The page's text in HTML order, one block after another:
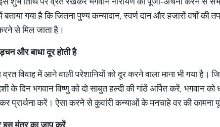
बताया गया है कि जितना पुण्य कन्यादान, स्वर्ण दान और हजारों वर्षों
से मिल जाता है।
औरबाधादूरहोतीहै
व्रत विवाह में आने वाली परेशानियों को दूर करने वाला माना भी गया
के दिन भगवान विष्णु को दो साबुत हल्दी की गांठें अर्पित करें,
प्रार्थना करें। ऐसा करने से कुवांरी कन्याओं के मनचाहे वर की कामना